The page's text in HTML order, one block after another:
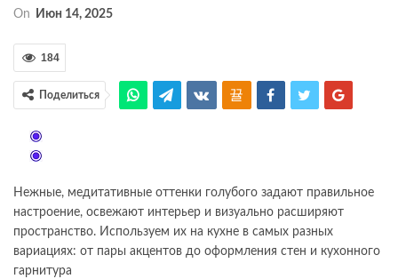
On Июн 14, 2025
184
Поделиться
Нежные, медитативные оттенки голубого задают правильное
настроение, освежают интерьер и визуально расширяют
пространство. Используем их на кухне в самых разных
вариациях: от пары акцентов до оформления стен и кухонного
гарнитура